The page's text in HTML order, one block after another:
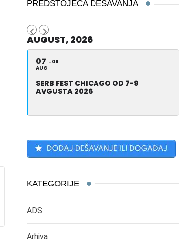
PREDSTOJEĆA DEŠAVANJA
AUGUST, 2026
07
AUG
09
SERB FEST CHICAGO OD 7-9
AVGUSTA 2026
KATEGORIJE
ADS
Arhiva